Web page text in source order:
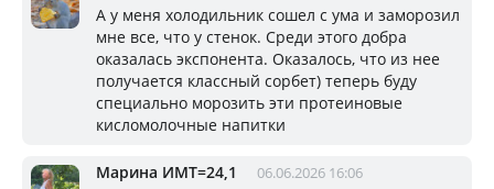
А у меня холодильник сошел с ума и заморозил
мне все, что у стенок. Среди этого добра
оказалась экспонента. Оказалось, что из нее
получается классный сорбет) теперь буду
специально морозить эти протеиновые
кисломолочные напитки
Марина ИМТ=24,1 06.06.2026 16:06